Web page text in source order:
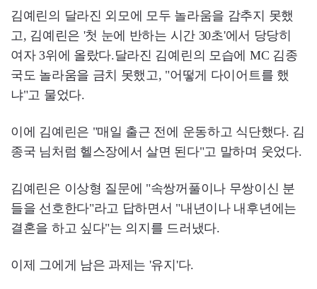
김예린의 달라진 외모에 모두 놀라움을 감추지 못했
고, 김예린은 '첫 눈에 반하는 시간 30초'에서 당당히
여자 3위에 올랐다.달라진 김예린의 모습에 MC 김종
국도 놀라움을 금치 못했고, "어떻게 다이어트를 했
냐"고 물었다.
이에 김예린은 "매일 출근 전에 운동하고 식단했다. 김
종국 님처럼 헬스장에서 살면 된다"고 말하며 웃었다.
김예린은 이상형 질문에 "속쌍꺼풀이나 무쌍이신 분
들을 선호한다"라고 답하면서 "내년이나 내후년에는
결혼을 하고 싶다"는 의지를 드러냈다.
이제 그에게 남은 과제는 '유지'다.